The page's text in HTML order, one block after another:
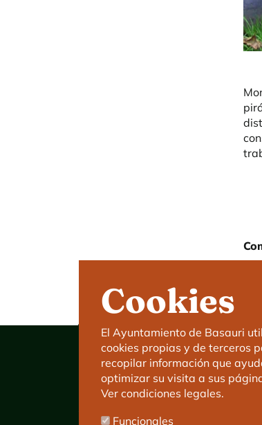
Cookies
El Ayuntamiento de Basauri
cookies propias y de terceros
recopilar información que
optimizar su visita a sus
Ver condiciones legales.
Funcionales